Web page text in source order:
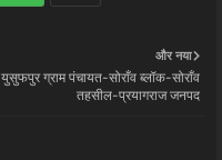
ats
और नया
युसुफपुर ग्राम पंचायत-सोराँव ब्लॉक-सोराँव
तहसील-प्रयागराज जनपद